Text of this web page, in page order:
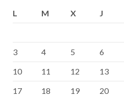
L
M X J
3
4 5 6
10
11 12 13
17
18 19 20